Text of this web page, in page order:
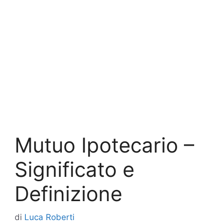
Mutuo Ipotecario –
Significato e
Definizione
di Luca Roberti